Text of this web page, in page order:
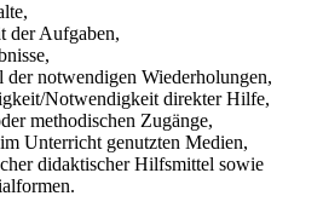
der Aufgaben,
notwendigen Wiederholungen,
Notwendigkeit direkter Hilfe,
methodischen Zugänge,
Unterricht genutzten Medien,
didaktischer Hilfsmittel sowie